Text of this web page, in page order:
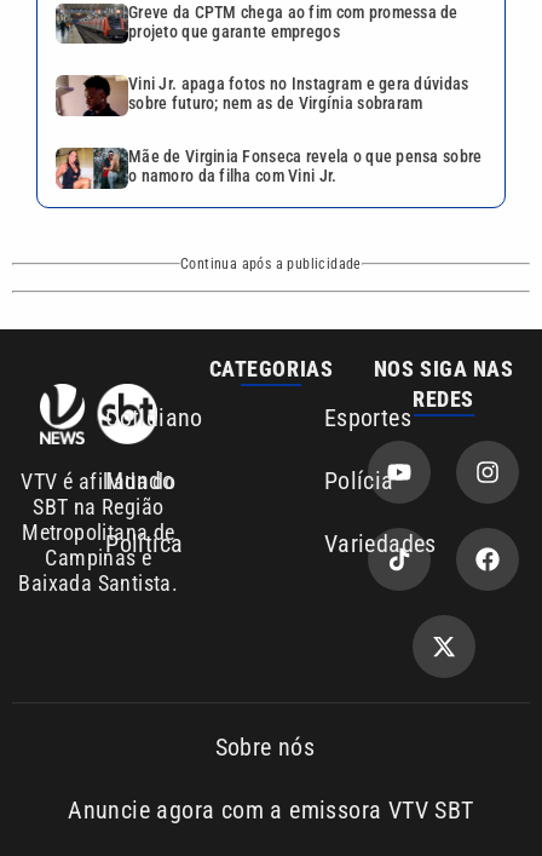
Greve da CPTM chega ao fim com promessa de
projeto que garante empregos
Vini Jr. apaga fotos no Instagram e gera dúvidas
sobre futuro; nem as de Virgínia sobraram
Mãe de Virginia Fonseca revela o que pensa sobre
o namoro da filha com Vini Jr.
Continua após a publicidade
VTV é afiliada do
SBT na Região
Metropolitana de
Campinas e
Baixada Santista.
CATEGORIAS
Cotidiano Esportes
Mundo Polícia
Política Variedades
NOS SIGA NAS
REDES
Sobre nós
Anuncie agora com a emissora VTV SBT